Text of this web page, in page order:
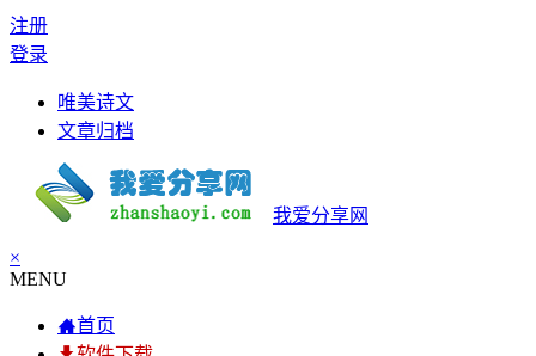
注册
登录
唯美诗文
文章归档
我爱分享网
×
MENU
首页